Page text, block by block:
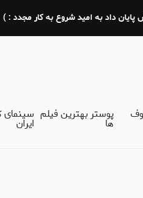
پوستر بهترین فیلم
ها ایران